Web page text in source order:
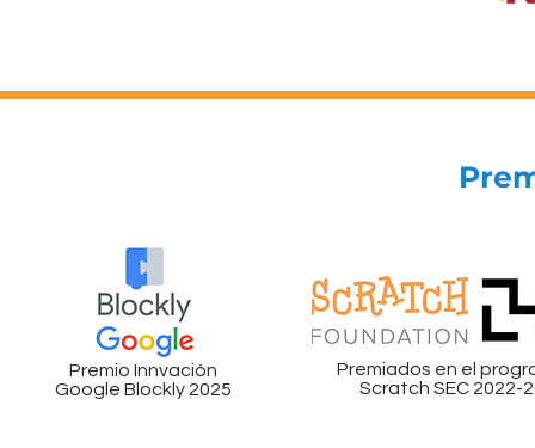
Premio Innvación
Google Blockly 2025
Premiados en el
Scratch SEC 2022-